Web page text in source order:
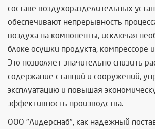
составе воздухоразделительных
обеспечивают непрерывность
воздуха на компоненты, исключая
блоке осушки продукта, компрессоре
Это позволяет значительно снизить
содержание станций и сооружений,
эксплуатацию и повышая
эффективность производства.
ООО "Лидерснаб", как надежный